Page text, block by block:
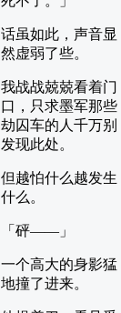
话虽如此，声音显
然虚弱了些。
我战战兢兢看着门
口，只求墨军那些
劫囚车的人千万别
发现此处。
但越怕什么越发生
什么。
「砰——」
一个高大的身影猛
地撞了进来。